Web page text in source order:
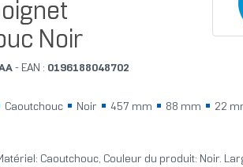
Noir
- EAN : 0196188048702
Caoutchouc Noir 457 mm 88 mm 22
Caoutchouc, Couleur du produit: Noir.